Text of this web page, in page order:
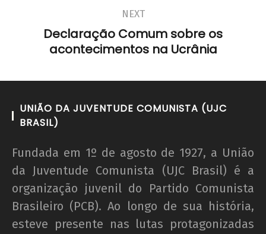
NEXT
Declaração Comum sobre os
acontecimentos na Ucrânia
UNIÃO DA JUVENTUDE COMUNISTA (UJC
BRASIL)
Fundada em 1º de agosto de 1927, a União
da Juventude Comunista (UJC Brasil) é a
organização juvenil do Partido Comunista
Brasileiro (PCB). Ao longo de sua história,
esteve presente nas lutas protagonizadas